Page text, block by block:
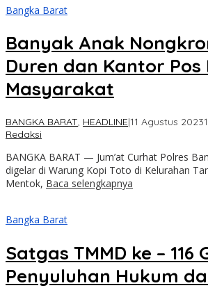
Bangka Barat
Banyak Anak
Duren dan Kantor Pos
Masyarakat
BANGKA BARAT, HEADLINE|11 Agustus 2023
Redaksi
BANGKA BARAT — Jum’at Curhat Polres
digelar di Warung Kopi Toto di Kelurahan
Mentok, Baca selengkapnya
Bangka Barat
Satgas TMMD ke – 116
Penyuluhan Hukum